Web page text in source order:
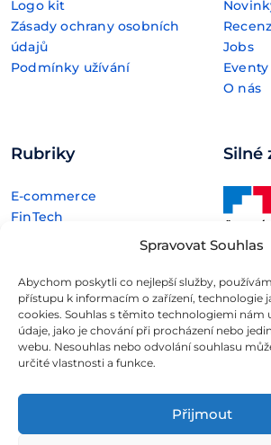
Spravovat Souhlas
Abychom poskytli co nejlepší služby,
přístupu k informacím o zařízení, technologie
cookies. Souhlas s těmito technologiemi nám
údaje, jako je chování při procházení nebo
webu. Nesouhlas nebo odvolání souhlasu
určité vlastnosti a funkce.
Přijmout
Logo kit
Zásady ochrany osobních
údajů
Podmínky užívání
Jobs
Eventy
O nás
Rubriky
E-commerce
FinTech
Technologie
Silné
602 00 Brno